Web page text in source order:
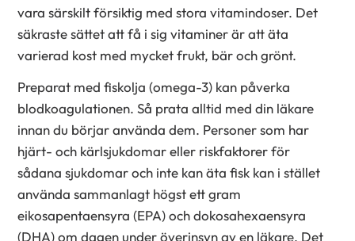
vara särskilt försiktig med stora vitamindoser. Det
säkraste sättet att få i sig vitaminer är att äta
varierad kost med mycket frukt, bär och grönt.
Preparat med fiskolja (omega-3) kan påverka
blodkoagulationen. Så prata alltid med din läkare
innan du börjar använda dem. Personer som har
hjärt- och kärlsjukdomar eller riskfaktorer för
sådana sjukdomar och inte kan äta fisk kan i stället
använda sammanlagt högst ett gram
eikosapentaensyra (EPA) och dokosahexaensyra
(DHA) om dagen under överinsyn av en läkare. Det